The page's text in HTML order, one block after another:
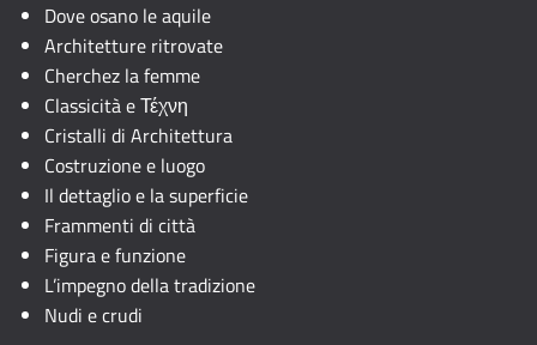
Dove osano le aquile
Architetture ritrovate
Cherchez la femme
Classicità e Τέχνη
Cristalli di Architettura
Costruzione e luogo
Il dettaglio e la superficie
Frammenti di città
Figura e funzione
L’impegno della tradizione
Nudi e crudi